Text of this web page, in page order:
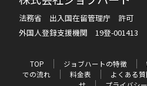
法務省 出入国在留管理庁 許可
外国人登録支援機関 19登-001413
TOP ジョブハートの特徴
での流れ
料金表 よくある質